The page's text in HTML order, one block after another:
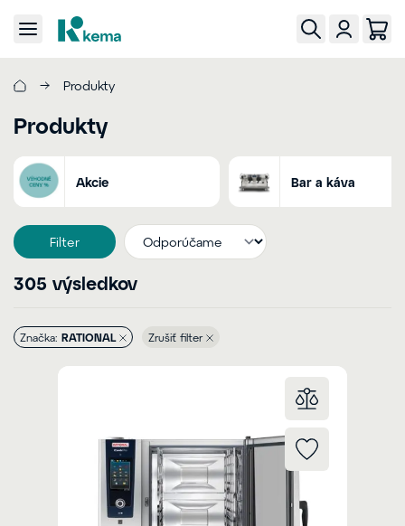
Produkty
Produkty
Akcie Bar a káva
305 výsledkov
Filter
Značka: RATIONAL Zrušiť filter